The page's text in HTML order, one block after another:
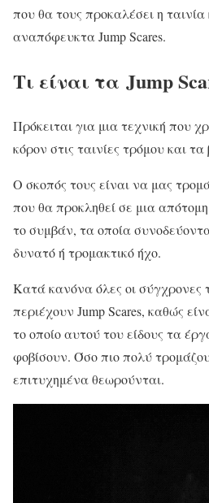
που θα τους προκαλέσει η ταινία
αναπόφευκτα Jump Scares.
Τι είναι τα Jump
Πρόκειται για μια τεχνική που
κόρον στις ταινίες τρόμου και τα
Ο σκοπός τους είναι να μας
που θα προκληθεί σε μια
το συμβάν, τα οποία
δυνατό ή τρομακτικό ήχο.
Κατά κανόνα όλες οι σύγχρονες
περιέχουν Jump Scares, καθώς
το οποίο αυτού του είδους τα
φοβίσουν. Όσο πιο πολύ
επιτυχημένα θεωρούνται.